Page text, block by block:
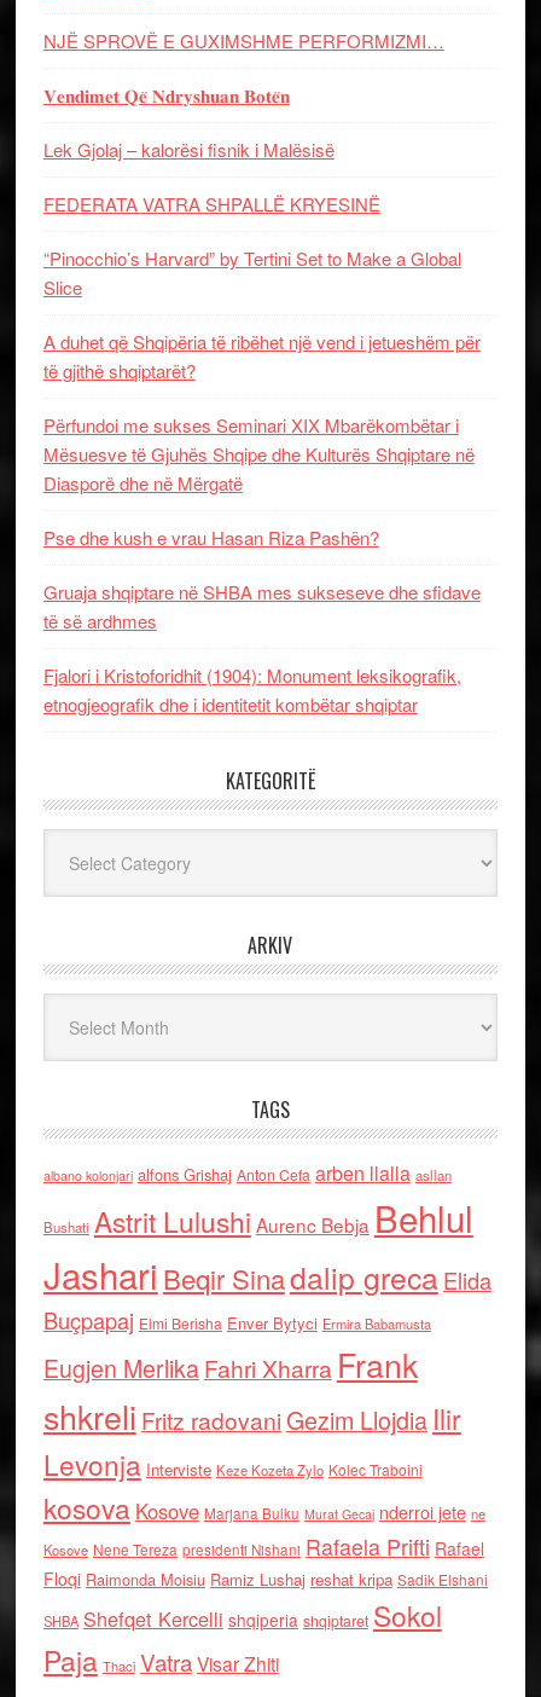
NJË SPROVË E GUXIMSHME PERFORMIZMI…
𝐕𝐞𝐧𝐝𝐢𝐦𝐞𝐭 𝐐𝐞̈ 𝐍𝐝𝐫𝐲𝐬𝐡𝐮𝐚𝐧 𝐁𝐨𝐭𝐞̈𝐧
Lek Gjolaj – kalorësi fisnik i Malësisë
FEDERATA VATRA SHPALLË KRYESINË
“Pinocchio’s Harvard” by Tertini Set to Make a Global
Slice
A duhet që Shqipëria të ribëhet një vend i jetueshëm për
të gjithë shqiptarët?
Përfundoi me sukses Seminari XIX Mbarëkombëtar i
Mësuesve të Gjuhës Shqipe dhe Kulturës Shqiptare në
Diasporë dhe në Mërgatë
Pse dhe kush e vrau Hasan Riza Pashën?
Gruaja shqiptare në SHBA mes sukseseve dhe sfidave
të së ardhmes
Fjalori i Kristoforidhit (1904): Monument leksikografik,
etnogjeografik dhe i identitetit kombëtar shqiptar
KATEGORITË
ARKIV
TAGS
albano kolonjari alfons Grishaj Anton Cefa arben llalla asllan
Bushati Astrit Lulushi Aurenc Bebja Behlul
Jashari Beqir Sinadalip grecaElida
Buçpapaj Elmi Berisha Enver Bytyci Ermira Babamusta
Eugjen MerlikaFahri Xharra Frank
shkreli Fritz radovaniGezim Llojdia Ilir
Levonja Interviste Keze Kozeta Zylo Kolec Traboini
kosova Kosove Marjana Bulku Murat Gecaj nderroi jete ne
Kosove Nene Tereza presidenti Nishani Rafaela Prifti Rafael
Floqi Raimonda Moisiu Ramiz Lushaj reshat kripa Sadik Elshani
SHBA Shefqet Kercelli shqiperia shqiptaret Sokol
Paja Thaci VatraVisar Zhiti